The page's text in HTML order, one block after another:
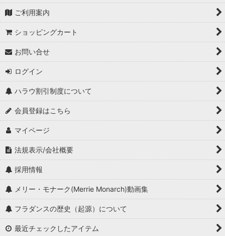
ご利用案内
ショッピングカート
お問い合せ
ログイン
ハラウ割引制度について
会員登録はこちら
マイページ
法規表示/会社概要
採用情報
メリー・モナーク(Merrie Monarch)動画集
フラダンスの歴史（起源）について
最近チェックしたアイテム